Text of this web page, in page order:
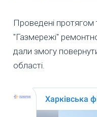
Проведені протягом
"Газмережі"
дали змогу
області.